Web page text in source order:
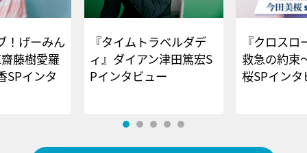
！げーみん
藤樹愛羅
SPインタ
『タイムトラベルダデ
ィ』ダイアン津田篤宏S
Pインタビュー
『クロス
救急の約束
桜SPイ